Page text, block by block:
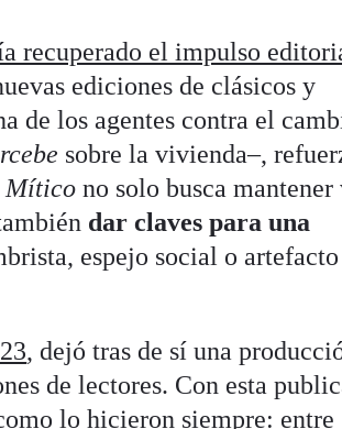
recuperado el impulso
ediciones de clásicos y
de los agentes contra el
sobre la vivienda–,
Mítico no solo busca
dar claves para una
espejo social o artefacto
, dejó tras de sí una
de lectores. Con esta
lo hicieron siempre: entre